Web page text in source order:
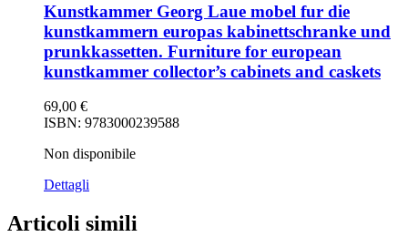
Kunstkammer Georg Laue mobel fur die
kunstkammern europas kabinettschranke und
prunkkassetten. Furniture for european
kunstkammer collector’s cabinets and caskets
69,00 €
ISBN: 9783000239588
Non disponibile
Dettagli
Articoli simili